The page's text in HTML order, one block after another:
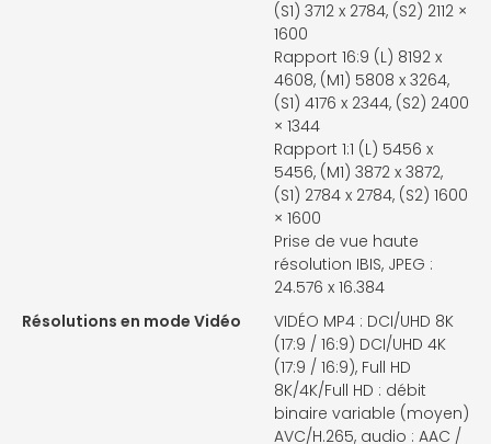
(S1) 3712 x 2784, (S2) 2112 ×
1600
Rapport 16:9 (L) 8192 x
4608, (M1) 5808 x 3264,
(S1) 4176 x 2344, (S2) 2400
× 1344
Rapport 1:1 (L) 5456 x
5456, (M1) 3872 x 3872,
(S1) 2784 x 2784, (S2) 1600
× 1600
Prise de vue haute
résolution IBIS, JPEG :
24.576 x 16.384
Résolutions en mode Vidéo
VIDÉO MP4 : DCI/UHD 8K
(17:9 / 16:9) DCI/UHD 4K
(17:9 / 16:9), Full HD
8K/4K/Full HD : débit
binaire variable (moyen)
AVC/H.265, audio : AAC /